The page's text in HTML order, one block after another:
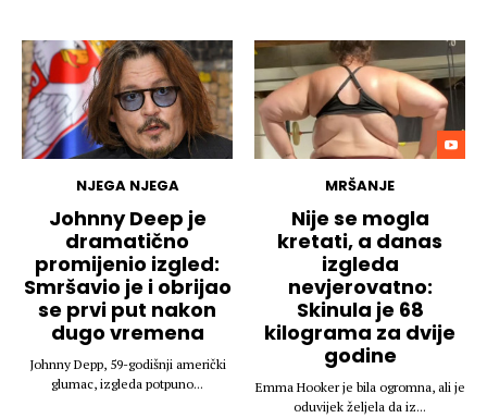
NJEGA NJEGA
Johnny Deep je
dramatično
promijenio izgled:
Smršavio je i obrijao
se prvi put nakon
dugo vremena
Johnny Depp, 59-godišnji američki
glumac, izgleda potpuno...
MRŠANJE
Nije se mogla
kretati, a danas
izgleda
nevjerovatno:
Skinula je 68
kilograma za dvije
godine
Emma Hooker je bila ogromna, ali je
oduvijek željela da iz...